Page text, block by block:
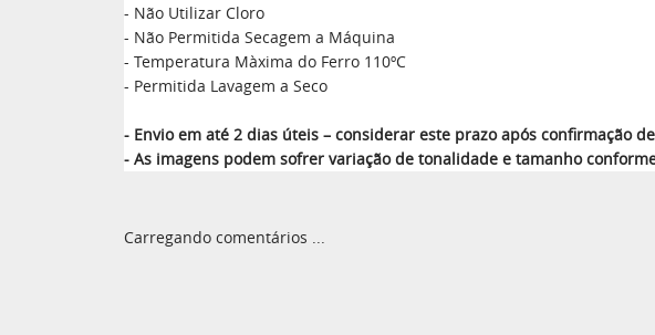
- Não Utilizar Cloro
- Não Permitida Secagem a Máquina
- Temperatura Màxima do Ferro 110ºC
- Permitida Lavagem a Seco
- Envio em até 2 dias úteis – considerar este prazo após confirmação
- As imagens podem sofrer variação de tonalidade e tamanho
Carregando comentários ...